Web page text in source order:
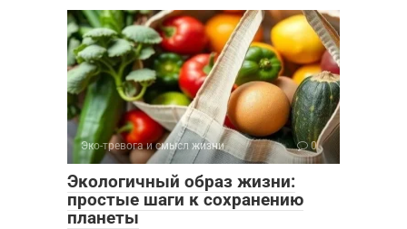
Эко-тревога и смысл жизни 0
Экологичный образ жизни:
простые шаги к сохранению
планеты